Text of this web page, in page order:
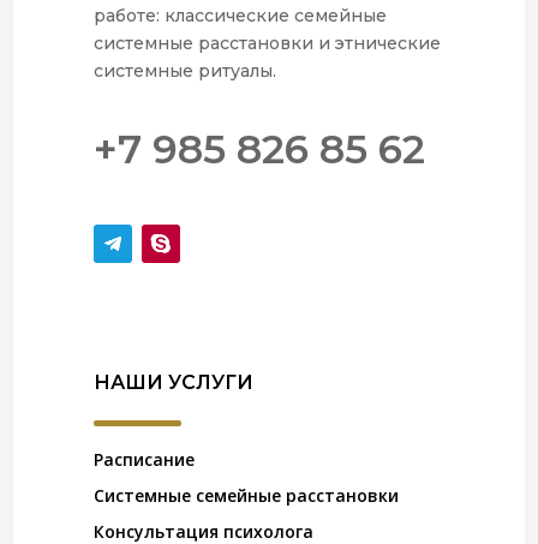
работе: классические семейные
системные расстановки и этнические
системные ритуалы.
+7 985 826 85 62
НАШИ УСЛУГИ
Расписание
Системные семейные расстановки
Консультация психолога